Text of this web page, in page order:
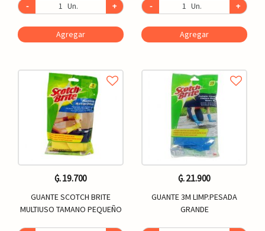
- Un. +
Agregar
₲. 19.700
GUANTE SCOTCH BRITE
MULTIUSO TAMANO PEQUEÑO
- Un. +
Agregar
₲. 21.900
GUANTE 3M LIMP.PESADA
GRANDE